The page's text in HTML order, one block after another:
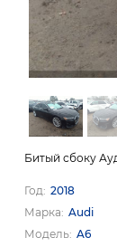
Битый сбоку
Год 2018
Марка Audi
Модель A6